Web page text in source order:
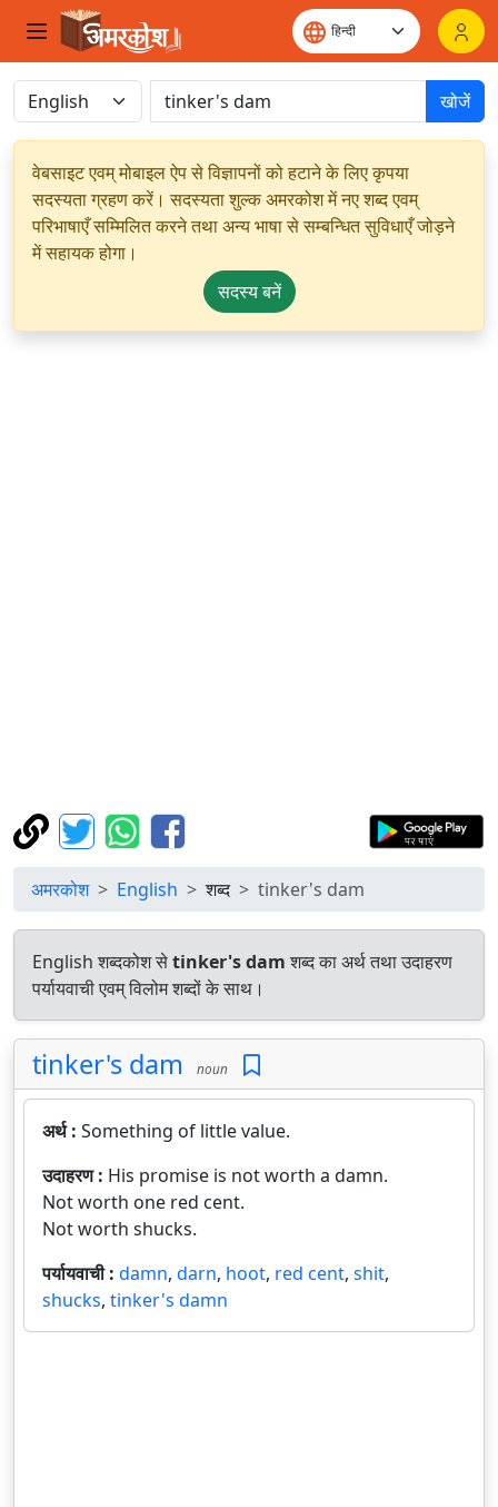
खोजें
वेबसाइट एवम् मोबाइल ऐप से विज्ञापनों को हटाने के लिए कृपया
सदस्यता ग्रहण करें। सदस्यता शुल्क अमरकोश में नए शब्द एवम्
परिभाषाएँ सम्मिलित करने तथा अन्य भाषा से सम्बन्धित सुविधाएँ जोड़ने
में सहायक होगा।
सदस्य बनें
अमरकोश English शब्द tinker's dam
English शब्दकोश सेtinker's damशब्द का अर्थ तथा उदाहरण
पर्यायवाची एवम् विलोम शब्दों के साथ।
tinker's dam noun
अर्थ : Something of little value.
उदाहरण : His promise is not worth a damn.
Not worth one red cent.
Not worth shucks.
पर्यायवाची : damn, darn, hoot, red cent, shit,
shucks, tinker's damn